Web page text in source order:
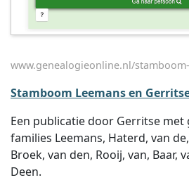
www.genealogieonline.nl/
Stamboom Leemans en
Een publicatie door Gerritse met
families Leemans, Haterd, van
Broek, van den, Rooij, van, Baar,
Deen.